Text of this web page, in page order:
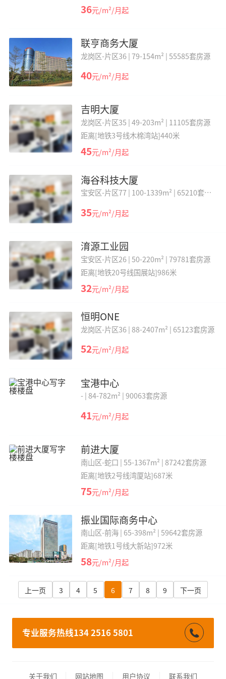
36元/m²/月起
联亨商务大厦
龙岗区-片区36 |79-154m² |55585套房源
40元/m²/月起
吉明大厦
龙岗区-片区35 |49-203m² | 11105套房源
距离[地铁3号线木棉湾站]440米
45元/m²/月起
海谷科技大厦
宝安区-片区77 | 100-1339m² |
35元/m²/月起
淯源工业园
宝安区-片区26 |50-220m² |79781套房源
距离[地铁20号线国展站]986米
32元/m²/月起
恒明ONE
龙岗区-片区36 |88-2407m² | 65123套房源
52元/m²/月起
宝港中心
- |84-782m² |90063套房源
41元/m²/月起
前进大厦
南山区-蛇口 |55-1367m² |87242套房源
距离[地铁2号线湾厦站]687米
75元/m²/月起
振业国际商务中心
南山区-前海 | 65-398m² |59642套房源
距离[地铁1号线大新站]972米
58元/m²/月起
上一页 3 4 5 6 7 8 9 下一页
专业服务热线134 2516 5801
关于我们 网站地图 用户协议 联系我们